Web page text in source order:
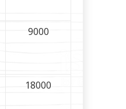
9000
18000